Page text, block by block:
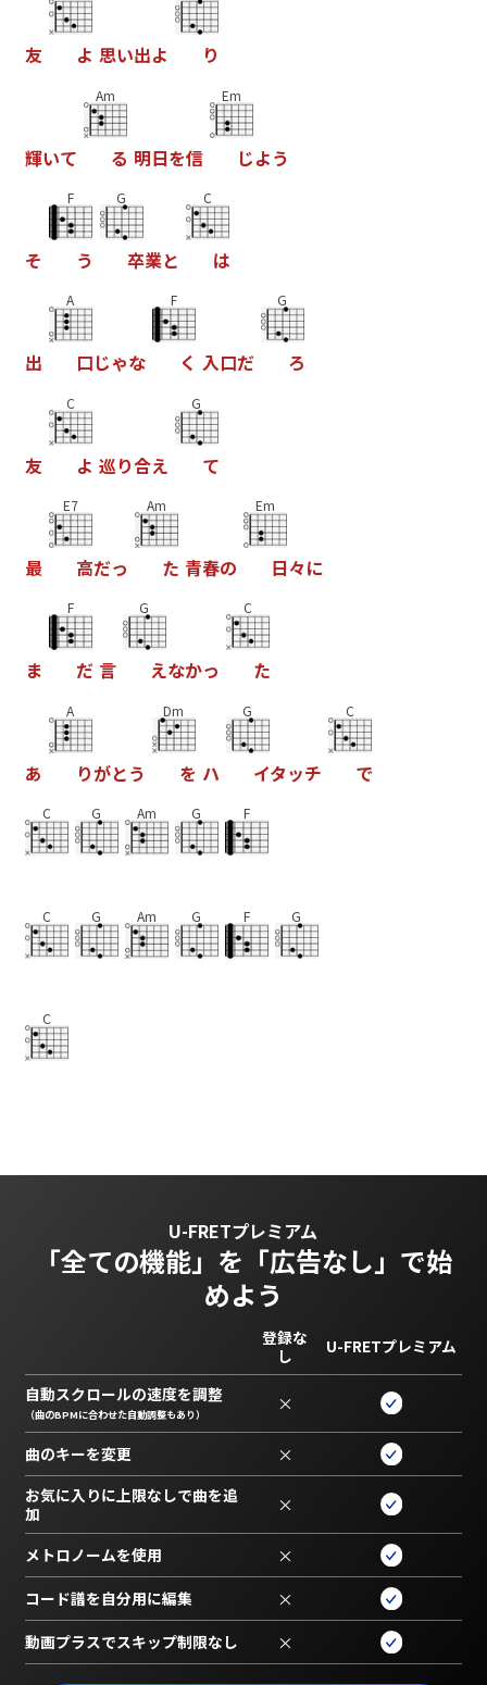
友 よ 思い出よ り
輝いて
Am
る 明日を信
Em
じよう
そ
F
う
G
卒業と
C
は
出
A
口じゃな
F
く 入口だ
G
ろ
友
C
よ 巡り合え
G
て
最
E7
高だっ
Am
た 青春の
Em
日々に
ま
F
だ 言
G
えなかっ
C
た
あ
A
りがとう
Dm
を ハ
G
イタッチ
C
で
C G Am G F
C G Am G F G
C
U-FRETプレミアム
「全ての機能」を 「広告なし」で始
めよう
登録な
し
U-FRETプレミアム
自動スクロールの速度を調整
（曲のBPMに合わせた自動調整もあり） ×
曲のキーを変更 ×
お気に入りに上限なしで曲を追
加
×
メトロノームを使用 ×
コード譜を自分用に編集 ×
動画プラスでスキップ制限なし ×